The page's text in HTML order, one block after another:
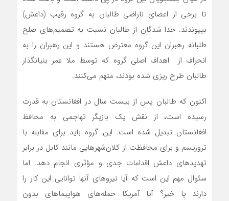
تا برخی از اعضای ناراضی طالبان به گروه رقیب (داعش)
بپیوندند. جدا شدگان از طالبان نسبت به تصمیم‌های صلح
طلبانه رهبران این گروه معترض هستند و این رهبران را به
انحراف از اهداف اصلی گروه که توسط ملا عمر بنیانگذار
طالبان طرح ریزی شده بودند، متهم می‌کنند.
اکنون که طالبان پس از بیست سال در افغانستان به قدرت
رسیده است، از نقش یک بازیگر تهاجمی به محافظ
افغانستان تبدیل شده است. این گروه باید برای مقابله با
تروریسم و برای محافظت از کلان‌شهرهایی مانند کابل در برابر
تهدیدهای داعش اقدامات جدی و مؤثری انجام دهد. اما
سئوال مهم این است که آیا نیروهای آنها توانایی این کار را
دارند یا خیر؟ آیا آمریکا حمله‌های هواپیماهای بدون